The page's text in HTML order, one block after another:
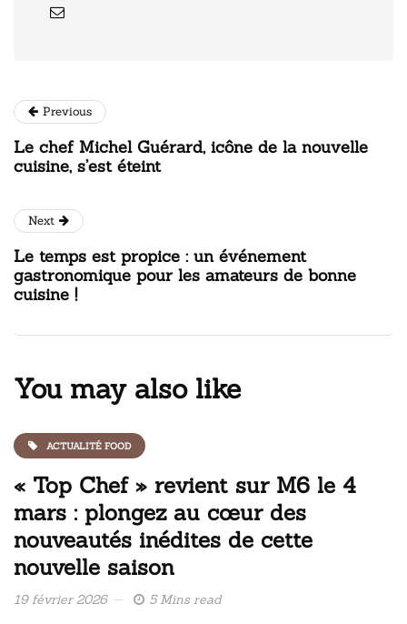
Previous
Le chef Michel Guérard, icône de la nouvelle
cuisine, s’est éteint
Next
Le temps est propice : un événement
gastronomique pour les amateurs de bonne
cuisine !
You may also like
ACTUALITÉ FOOD
« Top Chef » revient sur M6 le 4
mars : plongez au cœur des
nouveautés inédites de cette
nouvelle saison
19 février 2026 5 Mins read